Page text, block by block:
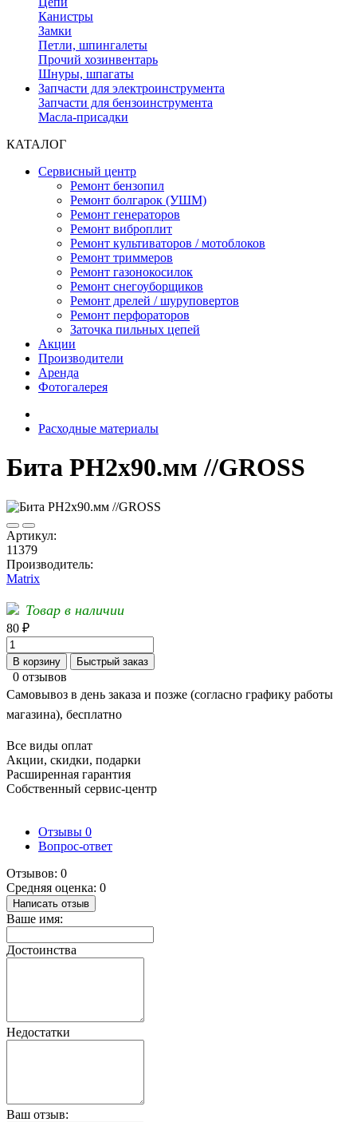
Канистры
Замки
Петли, шпингалеты
Прочий хозинвентарь
Шнуры, шпагаты
Запчасти для электроинструмента
Запчасти для бензоинструмента
Масла-присадки
КАТАЛОГ
Сервисный центр
Ремонт бензопил
Ремонт болгарок (УШМ)
Ремонт генераторов
Ремонт виброплит
Ремонт культиваторов / мотоблоков
Ремонт триммеров
Ремонт газонокосилок
Ремонт снегоуборщиков
Ремонт дрелей / шуруповертов
Ремонт перфораторов
Заточка пильных цепей
Акции
Производители
Аренда
Фотогалерея
Расходные материалы
Бита РН2х90.мм //GROSS
Артикул:
11379
Производитель:
Matrix
Товар в наличии
80 ₽
В корзину Быстрый заказ
0 отзывов
Самовывоз в день заказа и позже (согласно графику работы
магазина), бесплатно
Все виды оплат
Акции, скидки, подарки
Расширенная гарантия
Собственный сервис-центр
Отзывы 0
Вопрос-ответ
Отзывов: 0
Средняя оценка: 0
Написать отзыв
Ваше имя:
Достоинства
Недостатки
Ваш отзыв: